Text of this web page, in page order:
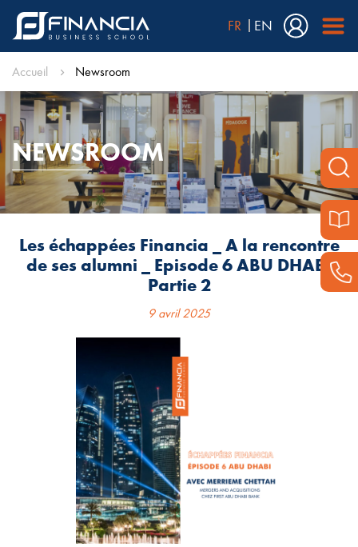
FR EN
Accueil Newsroom
NEWSROOM
Les échappées Financia _ A la rencontre
de ses alumni _ Episode 6 ABU DHABI
Partie 2
9 avril 2025